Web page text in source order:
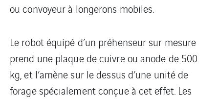
ou convoyeur à longerons mobiles.
Le robot équipé d’un préhenseur sur mesure
prend une plaque de cuivre ou anode de 500
kg, et l’amène sur le dessus d’une unité de
forage spécialement conçue à cet effet. Les